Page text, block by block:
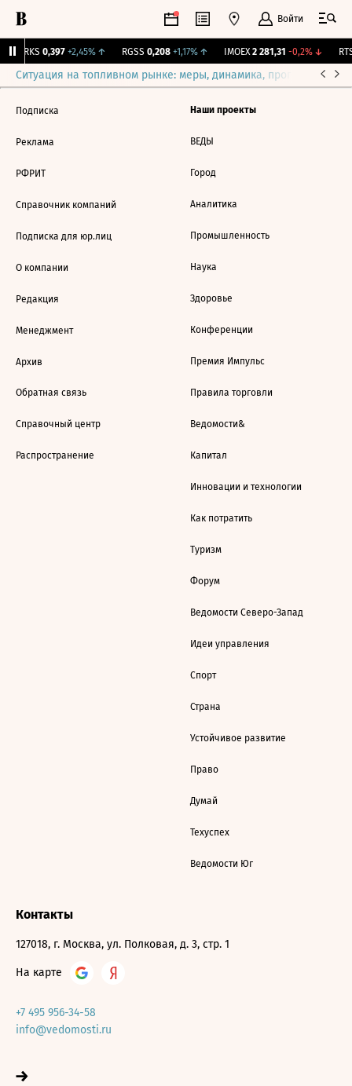
Войти
MRKS 0,397 +2,45%↑ RGSS 0,208 +1,17%↑ IMOEX 2 281,31 -0,2%↓
Ситуация на топливном рынке: меры, динамика, прогнозы
Подписка
Реклама
РФРИТ
Справочник компаний
Подписка для юр.лиц
О компании
Редакция
Менеджмент
Архив
Обратная связь
Справочный центр
Распространение
Наши проекты
ВЕДЫ
Город
Аналитика
Промышленность
Наука
Здоровье
Конференции
Премия Импульс
Правила торговли
Ведомости&
Капитал
Инновации и технологии
Как потратить
Туризм
Форум
Ведомости Северо-Запад
Идеи управления
Спорт
Страна
Устойчивое развитие
Право
Думай
Техуспех
Ведомости Юг
Контакты
127018, г. Москва, ул. Полковая, д. 3, стр. 1
На карте
+7 495 956-34-58
info@vedomosti.ru